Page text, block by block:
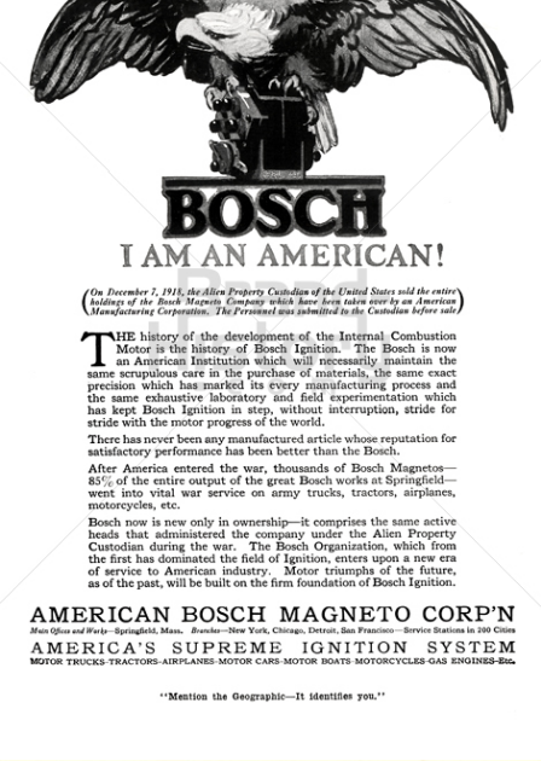
BOSCH - Technik fürs Leben
Robert Bosch GmbH
1919